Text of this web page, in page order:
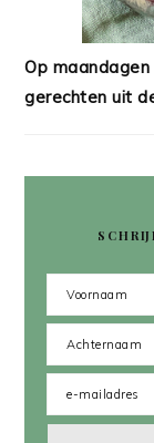
Op
gerechten uit